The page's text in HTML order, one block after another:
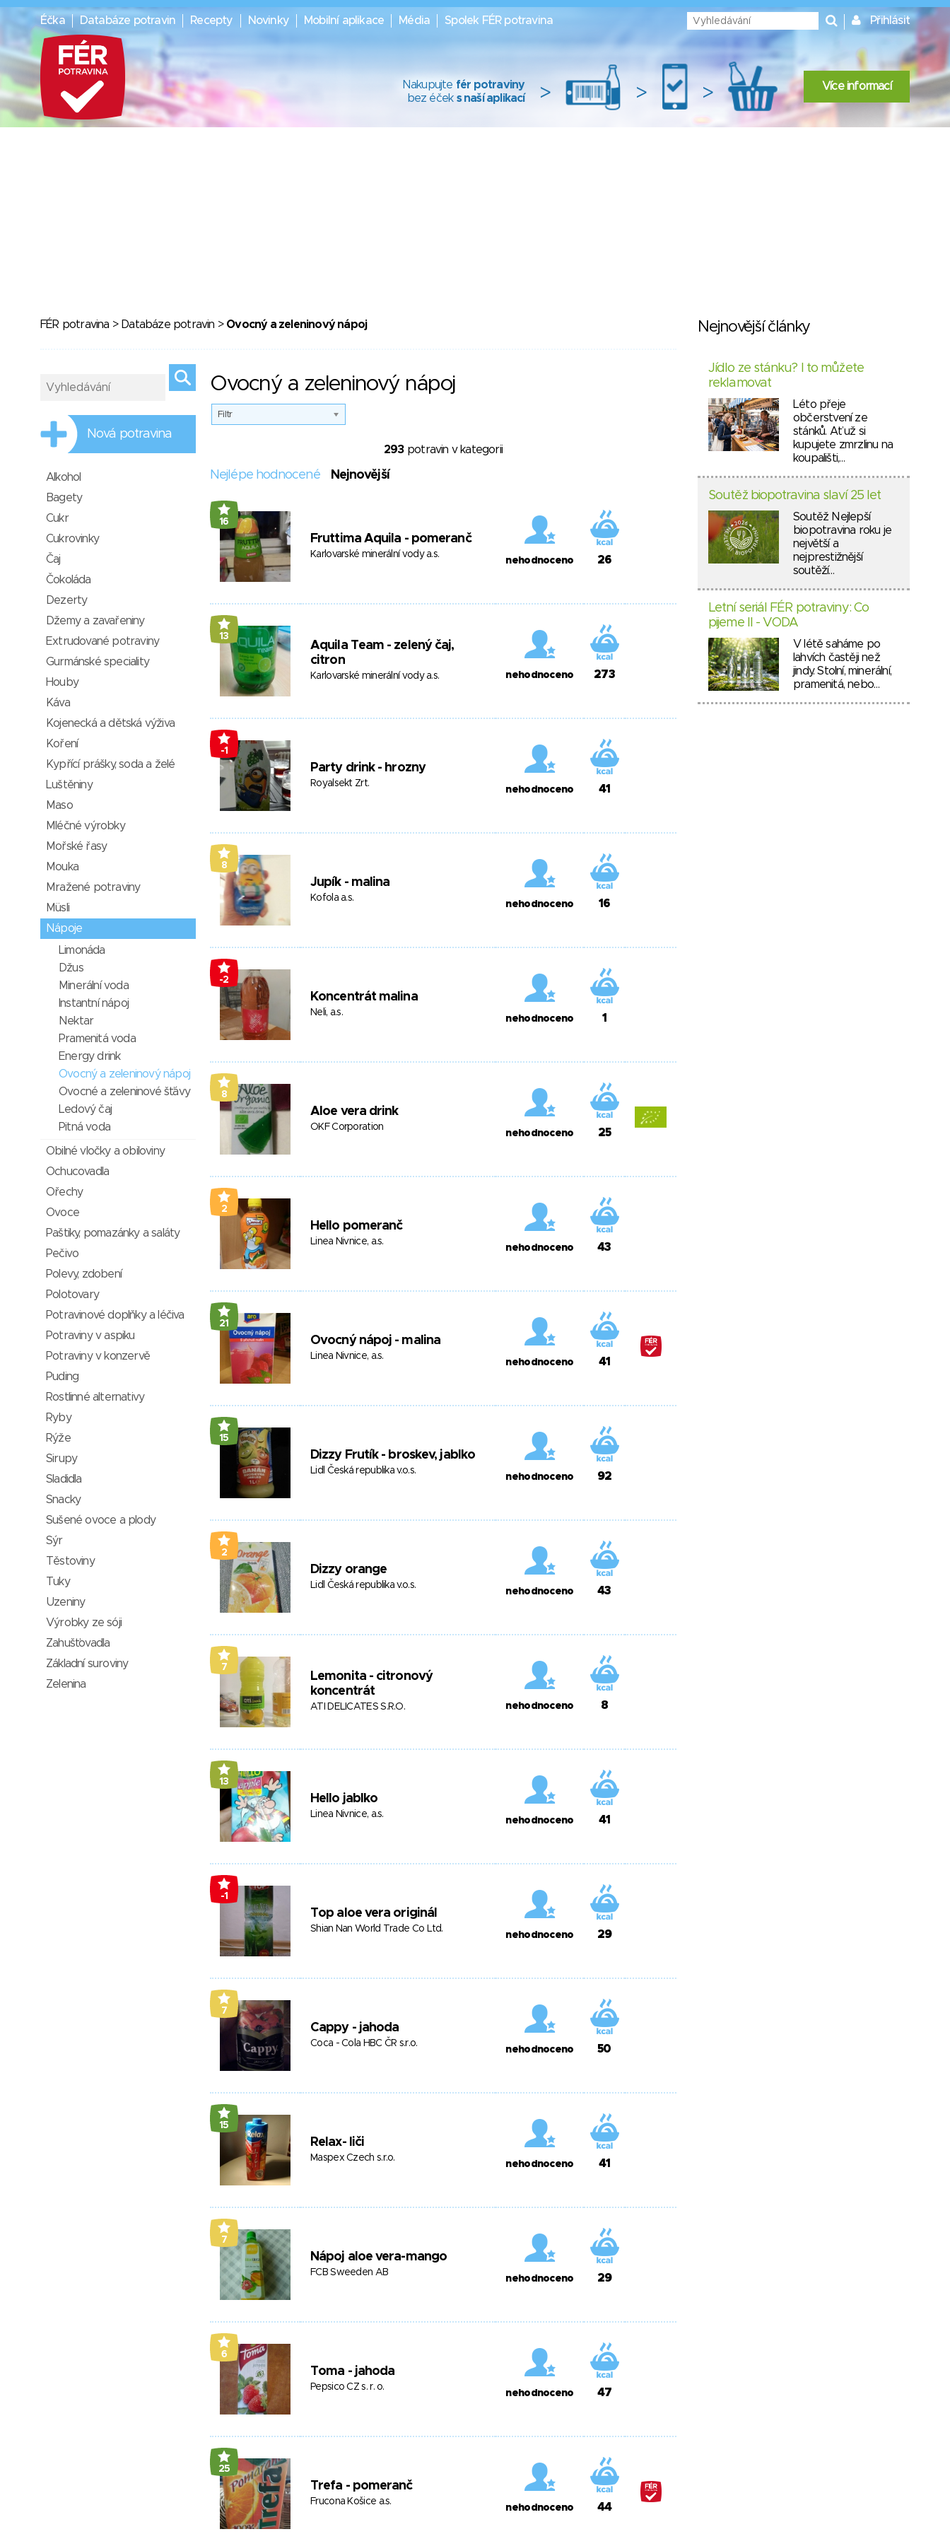
Éčka Databáze potravin Recepty Novinky Mobilní aplikace Média Spolek FÉR potravina Přihlásit
Nakupujte fér potraviny
bez éček s naší aplikací > > > Více informací
FÉR potravina > Databáze potravin > Ovocný a zeleninový nápoj
Ovocný a zeleninový nápoj
Filtr
293potravin v kategorii
Nejlépe hodnocené Nejnovější
16
Fruttima Aquila - pomeranč
Karlovarské minerální vody a.s.
nehodnoceno 26
13
Aquila Team - zelený čaj,
citron
Karlovarské minerální vody a.s. nehodnoceno 273
-1
Party drink - hrozny
Royalsekt Zrt.
nehodnoceno 41
8
Jupík - malina
Kofola a.s.
nehodnoceno 16
-2
Koncentrát malina
Neli, a.s.
nehodnoceno 1
8
Aloe vera drink
OKF Corporation
nehodnoceno 25
2
Hello pomeranč
Linea Nivnice, a.s.
nehodnoceno 43
21
Ovocný nápoj - malina
Linea Nivnice, a.s.
nehodnoceno 41
15
Dizzy Frutík - broskev, jablko
Lidl Česká republika v.o.s.
nehodnoceno 92
2
Dizzy orange
Lidl Česká republika v.o.s.
nehodnoceno 43
7
Lemonita - citronový
koncentrát
ATI DELICATES S.R.O. nehodnoceno 8
13
Hello jablko
Linea Nivnice, a.s.
nehodnoceno 41
-1
Top aloe vera originál
Shian Nan World Trade Co Ltd.
nehodnoceno 29
7
Cappy - jahoda
Coca - Cola HBC ČR s.r.o.
nehodnoceno 50
15
Relax- liči
Maspex Czech s.r.o.
nehodnoceno 41
7
Nápoj aloe vera-mango
FCB Sweeden AB
nehodnoceno 29
6
Toma - jahoda
Pepsico CZ s. r. o.
nehodnoceno 47
25
Trefa - pomeranč
Frucona Košice a.s.
nehodnoceno 44
Nová potravina
Alkohol
Bagety
Cukr
Cukrovinky
Čaj
Čokoláda
Dezerty
Džemy a zavařeniny
Extrudované potraviny
Gurmánské speciality
Houby
Káva
Kojenecká a dětská výživa
Koření
Kypřící prášky, soda a želé
Luštěniny
Maso
Mléčné výrobky
Mořské řasy
Mouka
Mražené potraviny
Müsli
Nápoje
Limonáda
Džus
Minerální voda
Instantní nápoj
Nektar
Pramenitá voda
Energy drink
Ovocný a zeleninový nápoj
Ovocné a zeleninové šťávy
Ledový čaj
Pitná voda
Obilné vločky a obiloviny
Ochucovadla
Ořechy
Ovoce
Paštiky, pomazánky a saláty
Pečivo
Polevy, zdobení
Polotovary
Potravinové doplňky a léčiva
Potraviny v aspiku
Potraviny v konzervě
Puding
Rostlinné alternativy
Ryby
Rýže
Sirupy
Sladidla
Snacky
Sušené ovoce a plody
Sýr
Těstoviny
Tuky
Uzeniny
Výrobky ze sóji
Zahušťovadla
Základní suroviny
Zelenina
Nejnovější články
Jídlo ze stánku? I to můžete
reklamovat
Léto přeje
občerstvení ze
stánků. Ať už si
kupujete zmrzlinu na
koupališti,…
Soutěž biopotravina slaví 25 let
Soutěž Nejlepší
biopotravina roku je
největší a
nejprestižnější
soutěží…
Letní seriál FÉR potraviny: Co
pijeme II - VODA
V létě saháme po
lahvích častěji než
jindy. Stolní, minerální,
pramenitá, nebo…